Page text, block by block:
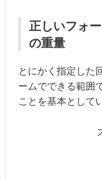
正しいフォ
の重量
とにかく指定した
ームでできる範囲
ことを基本として